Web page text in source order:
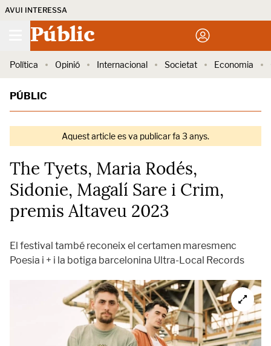
AVUI INTERESSA
Públic
Política Opinió Internacional Societat Economia
PÚBLIC
Aquest article es va publicar fa 3 anys.
The Tyets, Maria Rodés,
Sidonie, Magalí Sare i Crim,
premis Altaveu 2023
El festival també reconeix el certamen maresmenc
Poesia i + i la botiga barcelonina Ultra-Local Records